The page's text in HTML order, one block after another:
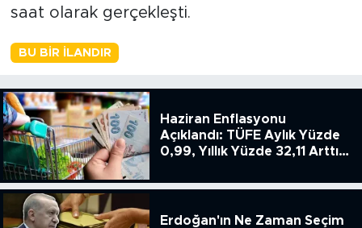
saat olarak gerçekleşti.
BU BIR İLANDIR
Haziran Enflasyonu
Açıklandı: TÜFE Aylık Yüzde
0,99, Yıllık Yüzde 32,11 Arttı,
51.49
Erdoğan'ın Ne Zaman Seçim